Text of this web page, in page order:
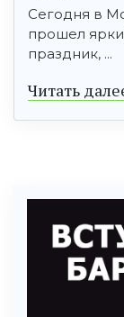
Сегодня в
прошел
праздник, ...
Читать